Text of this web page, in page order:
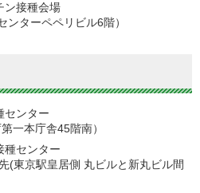
ン接種会場
ンターペペリビル6階）
センター
一本庁舎45階南）
種センター
(東京駅皇居側 丸ビルと新丸ビル間